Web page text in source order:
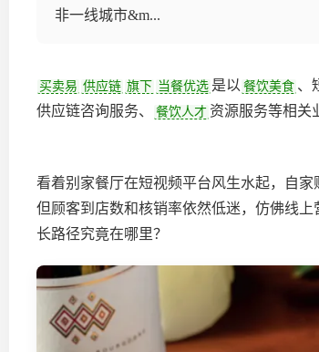
非一线城市&m...
买卖易 供应链 旗下 当餐优选 是以 餐饮美食 、
供应链咨询服务、
餐饮人才 资源服务等相关
看着别家餐厅在短视频平台风生水起，自
但顾客到店数和核销率依然低迷，仿佛线
长路径究竟在哪里？